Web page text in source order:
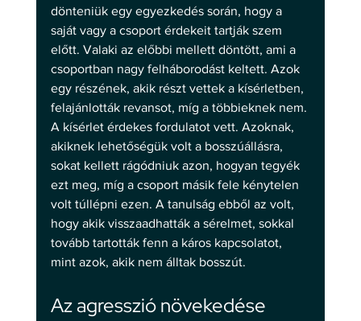
dönteniük egy egyezkedés során, hogy a
saját vagy a csoport érdekeit tartják szem
előtt. Valaki az előbbi mellett döntött, ami a
csoportban nagy felháborodást keltett. Azok
egy részének, akik részt vettek a kísérletben,
felajánlották revansot, míg a többieknek nem.
A kísérlet érdekes fordulatot vett. Azoknak,
akiknek lehetőségük volt a bosszúállásra,
sokat kellett rágódniuk azon, hogyan tegyék
ezt meg, míg a csoport másik fele kénytelen
volt túllépni ezen. A tanulság ebből az volt,
hogy akik visszaadhatták a sérelmet, sokkal
tovább tartották fenn a káros kapcsolatot,
mint azok, akik nem álltak bosszút.
Az agresszió növekedése